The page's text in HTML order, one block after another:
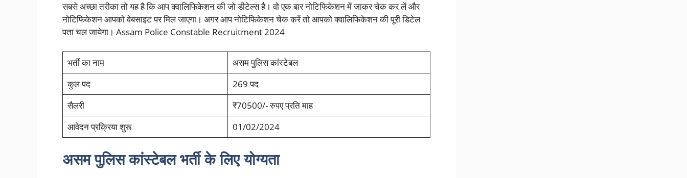
सबसे अच्छा तरीका तो यह है कि आप क्वालिफिकेशन की जो डीटेल्स है। वो एक बार नोटिफिकेशन में जाकर चेक कर लें और
नोटिफिकेशन आपको वेबसाइट पर मिल जाएगा। अगर आप नोटिफिकेशन चेक करें तो आपको क्वालिफिकेशन की पूरी डिटेल
पता चल जायेगा। Assam Police Constable Recruitment 2024
भर्ती का नाम
असम पुलिस कांस्टेबल
कुल पद
269 पद
सैलरी
₹70500/- रुपए प्रति माह
आवेदन प्रक्रिया शुरू
01/02/2024
असम पुलिस कांस्टेबल भर्ती के लिए योग्यता